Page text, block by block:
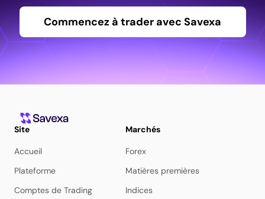
Commencez à trader avec Savexa
Site
Accueil
Plateforme
Comptes de Trading
Marchés
Forex
Matières premières
Indices